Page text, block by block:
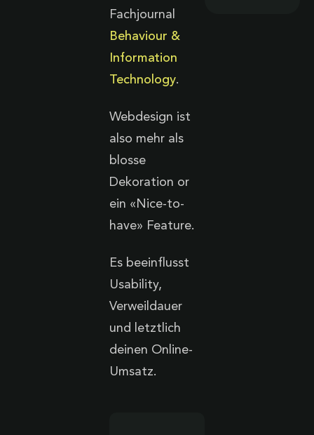
Fachjournal
Behaviour &
Information
Technology.
Webdesign ist
also mehr als
blosse
Dekoration or
ein «Nice-to-
have» Feature.
Es beeinflusst
Usability,
Verweildauer
und letztlich
deinen Online-
Umsatz.